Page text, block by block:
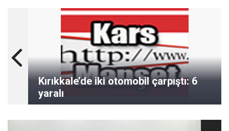
Kırıkkale’de iki otomobil çarpıştı: 6
yaralı